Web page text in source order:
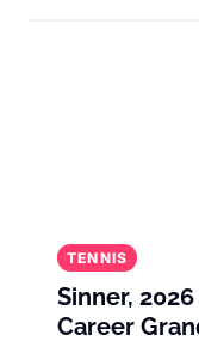
TENNIS
Sinner,
Career